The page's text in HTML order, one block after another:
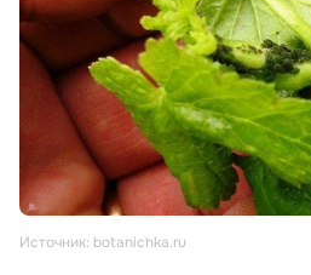
Источник: botanichka.ru